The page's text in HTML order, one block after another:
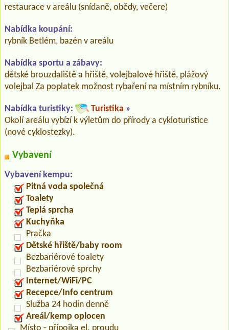
restaurace v areálu (snídaně, obědy, večere)
Nabídka koupání:
rybník Betlém, bazén v areálu
Nabídka sportu a zábavy:
dětské brouzdaliště a hřiště, volejbalové hřiště, plážový
volejbal Za poplatek možnost rybaření na místním rybníku.
Nabídka turistiky: Turistika »
Okolí areálu vybízí k výletům do přírody a cykloturistice
(nové cyklostezky).
Vybavení
Vybavení kempu:
Pitná voda společná
Toalety
Teplá sprcha
Kuchyňka
Pračka
Dětské hřiště/baby room
Bezbariérové toalety
Bezbariérové sprchy
Internet/WiFi/PC
Recepce/Info centrum
Služba 24 hodin denně
Areál/kemp oplocen
Místo - přípojka el. proudu